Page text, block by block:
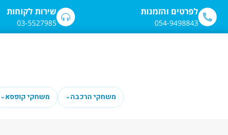
לתוכן שירות לקוחות
03-5527985
לפרטים והזמנות
054-9498843
משחקי הרכבה⌄ משחקי קופסא⌄